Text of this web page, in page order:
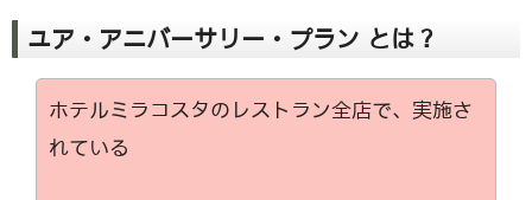
ユア・アニバーサリー・プラン とは？
ホテルミラコスタのレストラン全店で、実施さ
れている